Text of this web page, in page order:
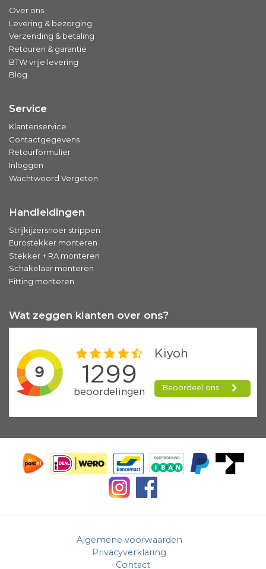
Over ons
Levering & bezorging
Verzending & betaling
Retouren & garantie
BTW vrije levering
Blog
Service
Klantenservice
Contactgegevens
Retourformulier
Inloggen
Wachtwoord Vergeten
Handleidingen
Strijkijzersnoer strippen
Eurostekker monteren
Stekker + RA monteren
Schakelaar monteren
Fitting monteren
Wat zeggen klanten over ons?
Algemene voorwaarden
Privacyverklaring
Contact